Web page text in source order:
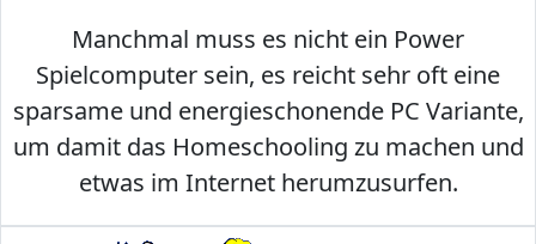
Manchmal muss es nicht ein Power
Spielcomputer sein, es reicht sehr oft eine
sparsame und energieschonende PC Variante,
um damit das Homeschooling zu machen und
etwas im Internet herumzusurfen.